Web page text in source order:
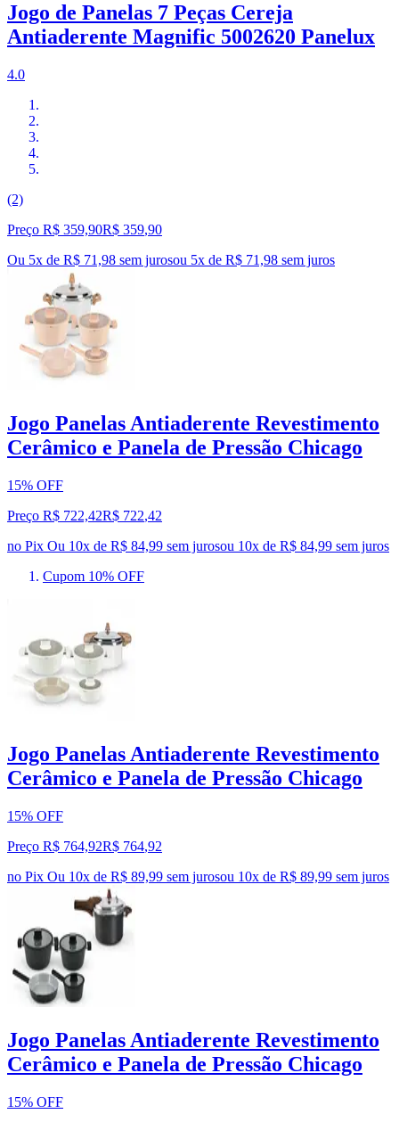
Jogo de Panelas 7 Peças Cereja
Antiaderente Magnific 5002620 Panelux
4.0
(2)
Preço R$ 359,90R$ 359,90
Ou 5x de R$ 71,98 sem jurosou 5x de R$ 71,98 sem juros
Jogo Panelas Antiaderente Revestimento
Cerâmico e Panela de Pressão Chicago
15% OFF
Preço R$ 722,42R$ 722,42
no Pix Ou 10x de R$ 84,99 sem jurosou 10x de R$ 84,99 sem juros
Cupom 10% OFF
Jogo Panelas Antiaderente Revestimento
Cerâmico e Panela de Pressão Chicago
15% OFF
Preço R$ 764,92R$ 764,92
no Pix Ou 10x de R$ 89,99 sem jurosou 10x de R$ 89,99 sem juros
Jogo Panelas Antiaderente Revestimento
Cerâmico e Panela de Pressão Chicago
15% OFF